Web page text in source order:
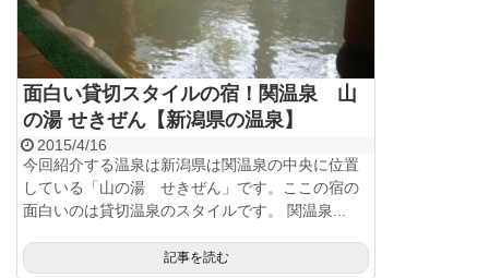
面白い貸切スタイルの宿！関温泉 山
の湯 せきぜん【新潟県の温泉】
2015/4/16
今回紹介する温泉は新潟県は関温泉の中央に位置
している「山の湯 せきぜん」です。ここの宿の
面白いのは貸切温泉のスタイルです。 関温泉...
記事を読む